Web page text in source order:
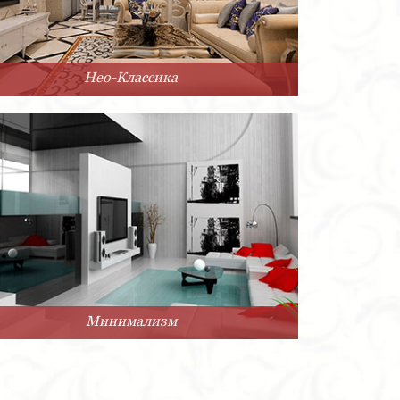
Нео-Классика
Минимализм